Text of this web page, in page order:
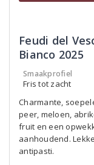
Feudi del
Bianco 2025
Smaakprofiel
Fris tot zacht
Charmante,
peer, meloen,
fruit en een
aanhoudend.
antipasti.